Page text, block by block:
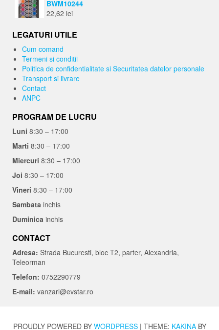
BWM10244
22,62 lei
LEGATURI UTILE
Cum comand
Termeni si conditii
Politica de confidentialitate si Securitatea datelor personale
Transport si livrare
Contact
ANPC
PROGRAM DE LUCRU
Luni 8:30 – 17:00
Marti 8:30 – 17:00
Miercuri 8:30 – 17:00
Joi 8:30 – 17:00
Vineri 8:30 – 17:00
Sambata inchis
Duminica inchis
CONTACT
Adresa: Strada Bucuresti, bloc T2, parter, Alexandria,
Teleorman
Telefon: 0752290779
E-mail: vanzari@evstar.ro
PROUDLY POWERED BY WORDPRESS | THEME: KAKINABY